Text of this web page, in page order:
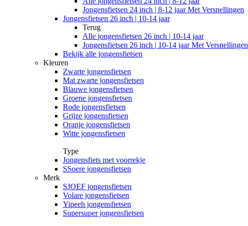
Jongensfietsen 24 inch | 8-12 jaar Met Versnellingen
Jongensfietsen 26 inch | 10-14 jaar
Terug
Alle jongensfietsen 26 inch | 10-14 jaar
Jongensfietsen 26 inch | 10-14 jaar Met Versnellingen
Bekijk alle jongensfietsen
Kleuren
Zwarte jongensfietsen
Mat zwarte jongensfietsen
Blauwe jongensfietsen
Groene jongensfietsen
Rode jongensfietsen
Grijze jongensfietsen
Oranje jongensfietsen
Witte jongensfietsen
Type
Jongensfiets met voorrekje
SSoere jongensfietsen
Merk
SJOEF jongensfietsen
Volare jongensfietsen
Yipeeh jongensfietsen
Supersuper jongensfietsen